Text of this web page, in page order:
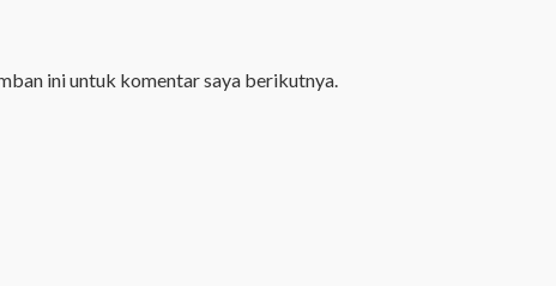
ini untuk komentar saya berikutnya.